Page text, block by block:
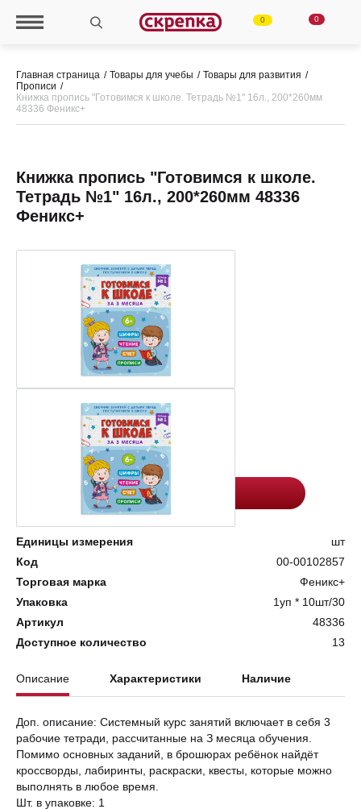
0 0
Главная страница Товары для учебы
Товары для развития
Прописи
Книжка пропись "Готовимся к школе. Тетрадь №1" 16л., 200*260мм
48336 Феникс+
Цена:
109.3
Добавить в корзину
Книжка пропись "Готовимся к школе.
Тетрадь №1" 16л., 200*260мм 48336
Феникс+
Единицы измерения
шт
Код
00-00102857
Торговая марка
Феникс+
Упаковка
1уп * 10шт/30
Артикул
48336
Доступное количество
13
Описание Характеристики Наличие
Доп. описание: Системный курс занятий включает в себя 3
рабочие тетради, рассчитанные на З месяца обучения.
Помимо основных заданий, в брошюрах ребёнок найдёт
кроссворды, лабиринты, раскраски, квесты, которые можно
выполнять в любое время.
Шт. в упаковке: 1